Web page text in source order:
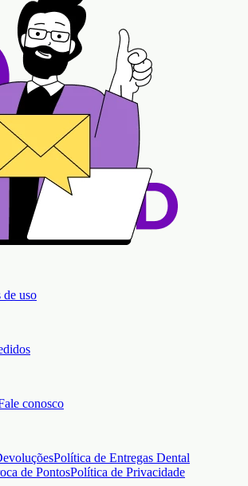
de uso
conosco
Política de Entregas Dental
de PontosPolítica de Privacidade